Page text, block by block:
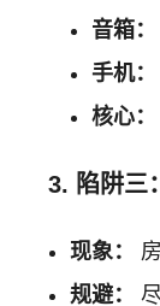
音箱：
手机：
核心：
3. 陷阱三
现象：
规避：